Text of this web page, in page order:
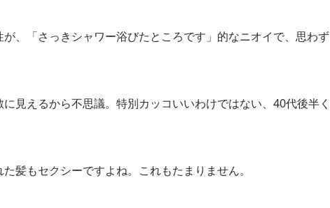
、「さっきシャワー浴びたところです」的なニオイで、思わず
見えるから不思議。特別カッコいいわけではない、40代後半く
髪もセクシーですよね。これもたまりません。